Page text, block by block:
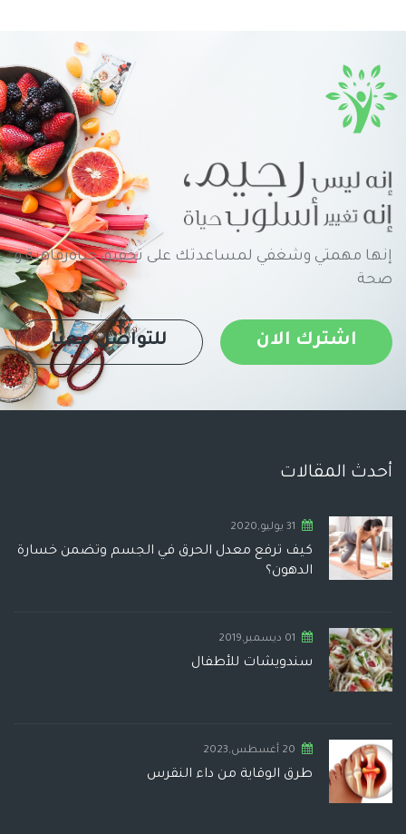
إنها مهمتي وشغفي لمساعدتك على تحقيق حياةرفاهية و
صحة
اشترك الان للتواصل معنا
أحدث المقالات
31 يوليو,2020
كيف ترفع معدل الحرق في الجسم وتضمن خسارة
الدهون؟
01 ديسمبر,2019
سندويشات للأطفال
20 أغسطس,2023
طرق الوقاية من داء النقرس